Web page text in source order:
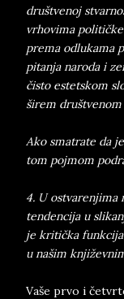
društvenoj
vrhovima
prema odlukama
pitanja naroda i
čisto estetskom
širem
Ako smatrate da
tom pojmom
4. U ostvarenjima
tendencija u
je kritička funkcija
u našim
Vaše prvo i